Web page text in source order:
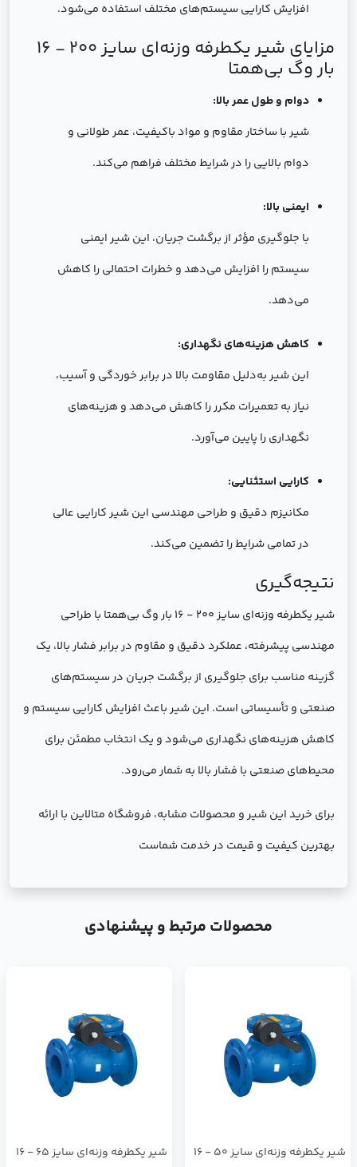
افزایش کارایی سیستم‌های مختلف استفاده می‌شود.
مزایای شیر یکطرفه وزنه‌ای سایز 200 - 16
بار وگ بی‌همتا
دوام و طول عمر بالا:
شیر با ساختار مقاوم و مواد باکیفیت، عمر طولانی و
دوام بالایی را در شرایط مختلف فراهم می‌کند.
ایمنی بالا:
با جلوگیری مؤثر از برگشت جریان، این شیر ایمنی
سیستم را افزایش می‌دهد و خطرات احتمالی را کاهش
می‌دهد.
کاهش هزینه‌های نگهداری:
این شیر به‌دلیل مقاومت بالا در برابر خوردگی و آسیب،
نیاز به تعمیرات مکرر را کاهش می‌دهد و هزینه‌های
نگهداری را پایین می‌آورد.
کارایی استثنایی:
مکانیزم دقیق و طراحی مهندسی این شیر کارایی عالی
در تمامی شرایط را تضمین می‌کند.
نتیجه‌گیری
شیر یکطرفه وزنه‌ای سایز 200 - 16 بار وگ بی‌همتا با طراحی
مهندسی پیشرفته، عملکرد دقیق و مقاوم در برابر فشار بالا، یک
گزینه مناسب برای جلوگیری از برگشت جریان در سیستم‌های
صنعتی و تأسیساتی است. این شیر باعث افزایش کارایی سیستم و
کاهش هزینه‌های نگهداری می‌شود و یک انتخاب مطمئن برای
محیط‌های صنعتی با فشار بالا به شمار می‌رود.
برای خرید این شیر و محصولات مشابه، فروشگاه متالاین با ارائه
بهترین کیفیت و قیمت در خدمت شماست
محصولات مرتبط و پیشنهادی
شیر یکطرفه وزنه‌ای سایز 50 - 16 شیر یکطرفه وزنه‌ای سایز 65 - 16